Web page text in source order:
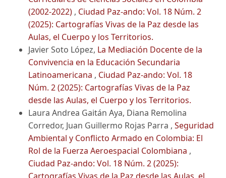
(2002-2022) , Ciudad Paz-ando: Vol. 18 Núm. 2
(2025): Cartografías Vivas de la Paz desde las
Aulas, el Cuerpo y los Territorios.
Javier Soto López, La Mediación Docente de la
Convivencia en la Educación Secundaria
Latinoamericana , Ciudad Paz-ando: Vol. 18
Núm. 2 (2025): Cartografías Vivas de la Paz
desde las Aulas, el Cuerpo y los Territorios.
Laura Andrea Gaitán Aya, Diana Remolina
Corredor, Juan Guillermo Rojas Parra , Seguridad
Ambiental y Conflicto Armado en Colombia: El
Rol de la Fuerza Aeroespacial Colombiana ,
Ciudad Paz-ando: Vol. 18 Núm. 2 (2025):
Cartografías Vivas de la Paz desde las Aulas, el